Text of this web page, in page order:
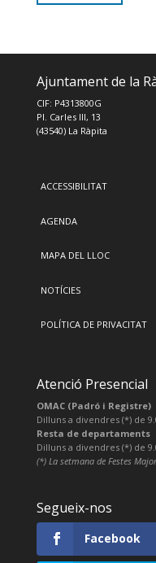
Ajuntament de la
CIF: P4313800G
Pl. Carles III, 13
(43540) La Ràpita
ACCESSIBILITAT
AGENDA
MAPA DEL LLOC
NOTÍCIES
POLÍTICA DE PRIVACITAT
Atenció Presencial
OMAC (Padró i Registre)
Dilluns a divendres (*) de
Resta de departaments
Dilluns a divendres (*) de
(*) La setmana de Festes
Segueix-nos
Facebook